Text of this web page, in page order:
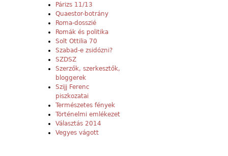
Párizs 11/13
Quaestor-botrány
Roma-dosszié
Romák és politika
Solt Ottilia 70
Szabad-e zsidózni?
SZDSZ
Szerzők, szerkesztők,
bloggerek
Szijj Ferenc
piszkozatai
Természetes fények
Történelmi emlékezet
Választás 2014
Vegyes vágott